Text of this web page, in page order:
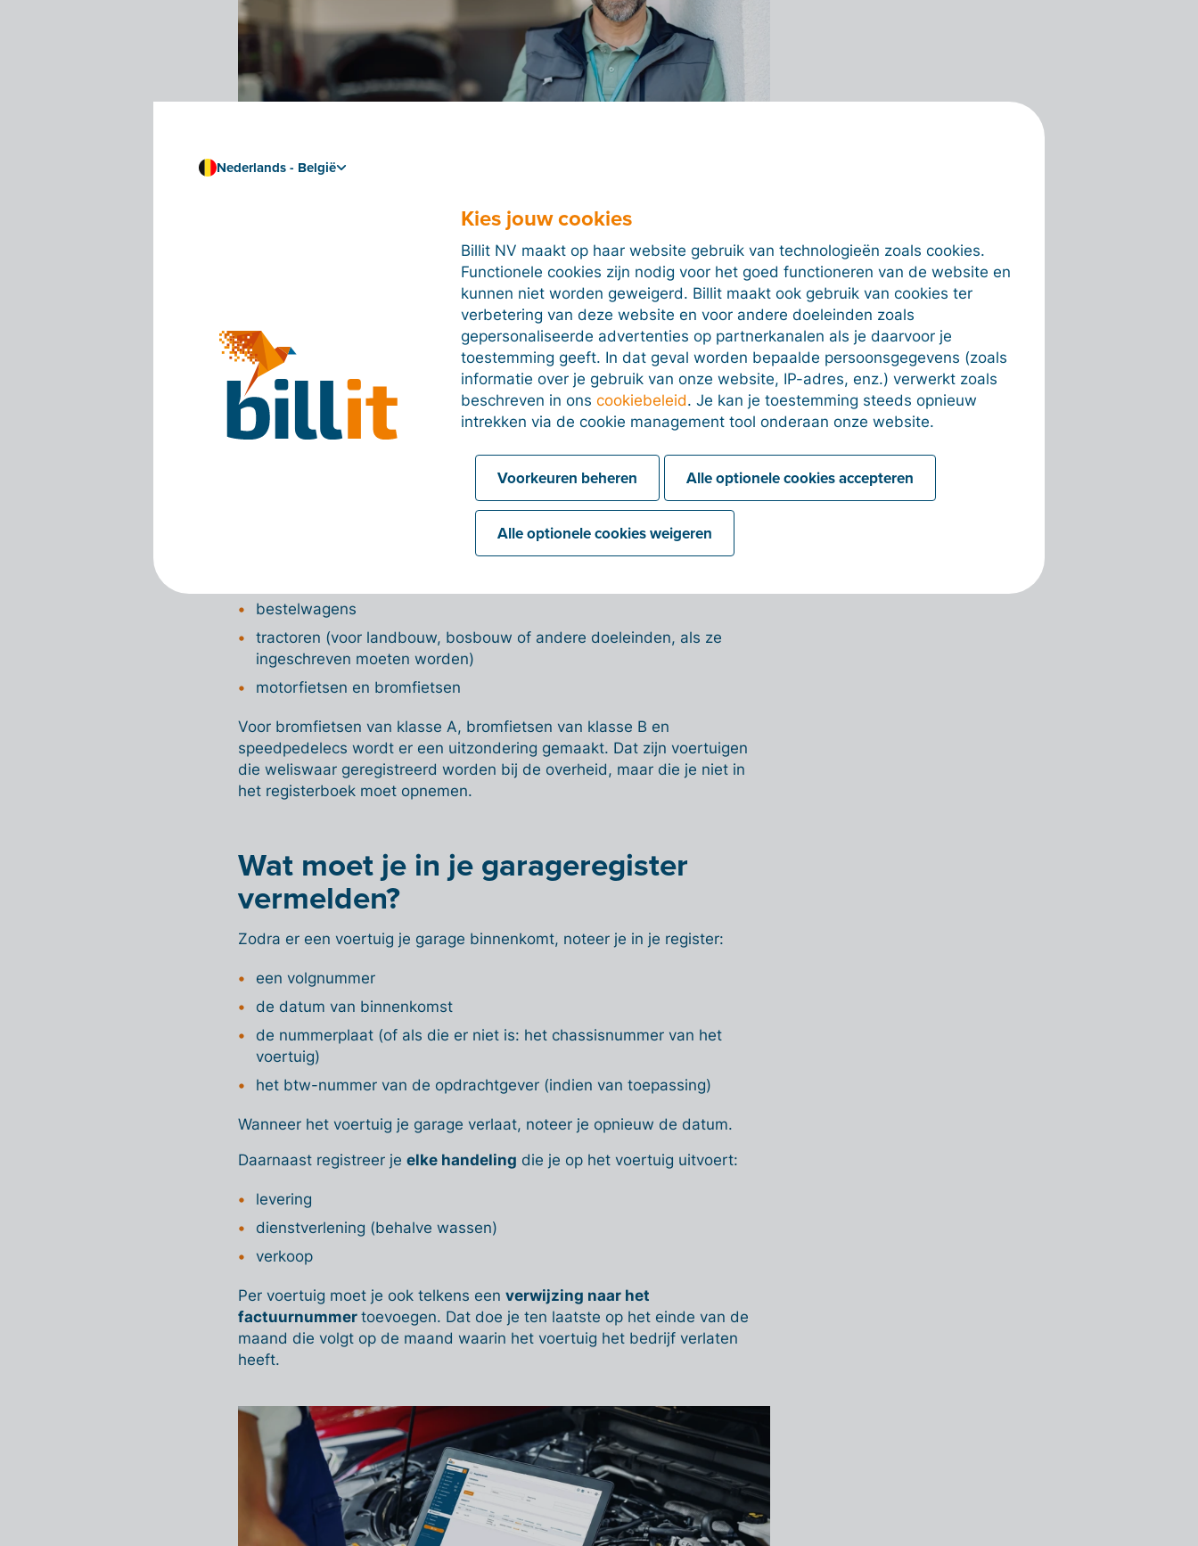
Welke voertuigen moet je
In je garageregister vermeld je alle motorvoertuigen die je garage
binnenkomen om te verkopen of om aan te werken. De verplichting geldt
enkel voor
gemotoriseerde landvoertuigen die
bij de overheid
ingeschreven worden
Concreet gaat het om:
minibussen, autobussen of autocars
bestelwagens
tractoren (voor landbouw, bosbouw of andere doeleinden, als ze
ingeschreven moeten worden)
motorfietsen en bromfietsen
Voor bromfietsen van klasse A, bromfietsen van klasse B en
speedpedelecs wordt er een uitzondering gemaakt. Dat zijn voertuigen
die weliswaar geregistreerd worden bij de overheid, maar die je niet in
het registerboek moet opnemen.
Wat moet je in je garageregister
vermelden?
Zodra er een voertuig je garage binnenkomt, noteer je in je register:
een volgnummer
de datum van binnenkomst
de nummerplaat (of als die er niet is: het chassisnummer van het
voertuig)
het btw-nummer van de opdrachtgever (indien van toepassing)
Wanneer het voertuig je garage verlaat, noteer je opnieuw de datum.
Daarnaast registreer je elke handeling die je op het voertuig uitvoert:
levering
dienstverlening (behalve wassen)
verkoop
Per voertuig moet je ook telkens een verwijzing naar het
factuurnummer toevoegen. Dat doe je ten laatste op het einde van de
maand die volgt op de maand waarin het voertuig het bedrijf verlaten
heeft.
Nederlands - België
Kies jouw cookies
Billit NV maakt op haar website gebruik van technologieën zoals cookies.
Functionele cookies zijn nodig voor het goed functioneren van de website en
kunnen niet worden geweigerd. Billit maakt ook gebruik van cookies ter
verbetering van deze website en voor andere doeleinden zoals
gepersonaliseerde advertenties op partnerkanalen als je daarvoor je
toestemming geeft. In dat geval worden bepaalde persoonsgegevens (zoals
informatie over je gebruik van onze website, IP-adres, enz.) verwerkt zoals
beschreven in onscookiebeleid. Je kan je toestemming steeds opnieuw
intrekken via de cookie management tool onderaan onze website.
Voorkeuren beheren Alle optionele cookies accepteren
Alle optionele cookies weigeren